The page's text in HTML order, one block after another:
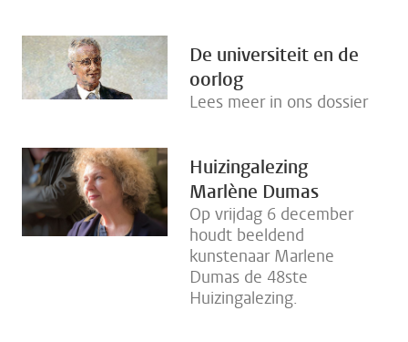
De universiteit en de
oorlog
Lees meer in ons dossier
Huizingalezing
Marlène Dumas
Op vrijdag 6 december
houdt beeldend
kunstenaar Marlene
Dumas de 48ste
Huizingalezing.